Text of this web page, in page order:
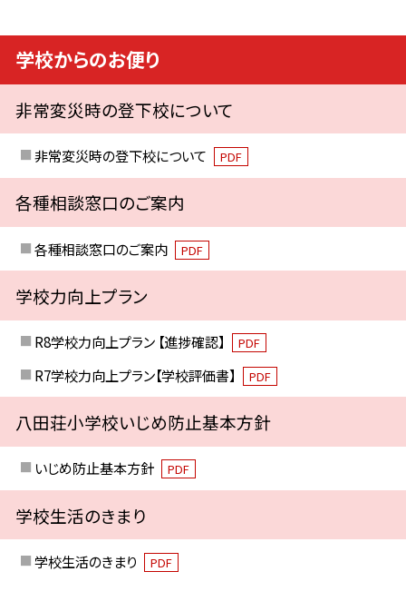
学校からのお便り
非常変災時の登下校について
非常変災時の登下校について PDF
各種相談窓口のご案内
各種相談窓口のご案内 PDF
学校力向上プラン
R8学校力向上プラン 【進捗確認】 PDF
R7学校力向上プラン【学校評価書】 PDF
八田荘小学校いじめ防止基本方針
いじめ防止基本方針 PDF
学校生活のきまり
学校生活のきまり PDF